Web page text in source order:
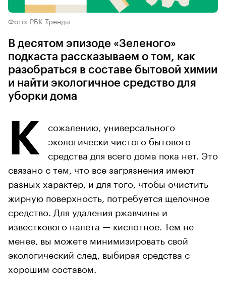
Фото: РБК Тренды
В десятом эпизоде «Зеленого»
подкаста рассказываем о том, как
разобраться в составе бытовой химии
и найти экологичное средство для
уборки дома
К
сожалению, универсального
экологически чистого бытового
средства для всего дома пока нет. Это
связано с тем, что все загрязнения имеют
разных характер, и для того, чтобы очистить
жирную поверхность, потребуется щелочное
средство. Для удаления ржавчины и
известкового налета — кислотное. Тем не
менее, вы можете минимизировать свой
экологический след, выбирая средства с
хорошим составом.